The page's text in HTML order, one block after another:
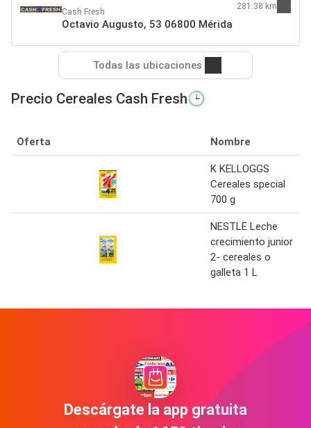
Cash Fresh
Octavio Augusto, 53 06800 Mérida
281.38 km
Todas las ubicaciones
Precio Cereales Cash Fresh🕒
Oferta Nombre
K KELLOGGS
Cereales special
700 g
NESTLE Leche
crecimiento junior
2- cereales o
galleta 1 L
Descárgate la app gratuita